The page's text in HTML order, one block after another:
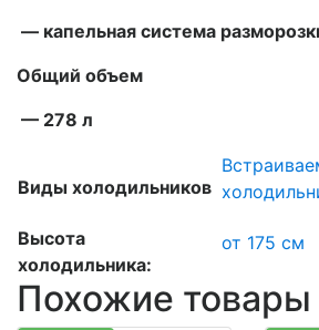
— капельная система
Общий объем
— 278 л
Виды холодильников
Высота
холодильника:
от 175 см
Похожие товары